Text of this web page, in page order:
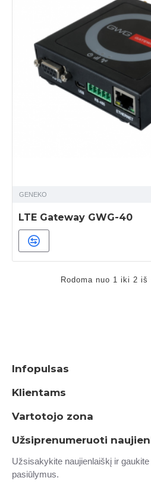
GENEKO
LTE Gateway GWG-40
Rodoma nuo 1 iki 2 iš
Infopulsas
Klientams
Vartotojo zona
Užsiprenumeruoti
Užsisakykite naujienlaiškį ir
pasiūlymus.